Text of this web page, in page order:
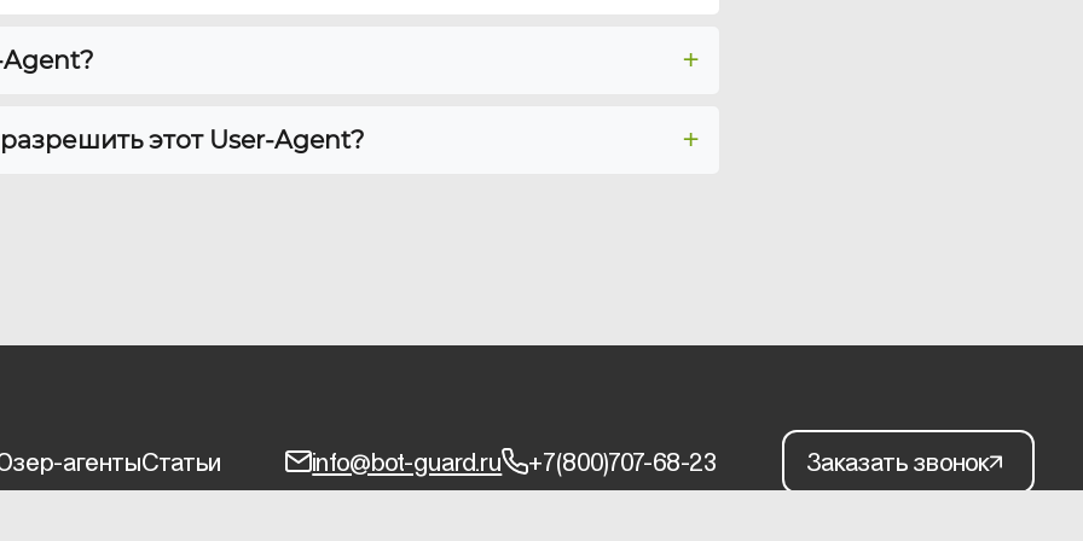
Agent?
этот User-Agent?
агентыСтатьи info@bot-guard.ru +7(800)707-68-23 Заказать звонок